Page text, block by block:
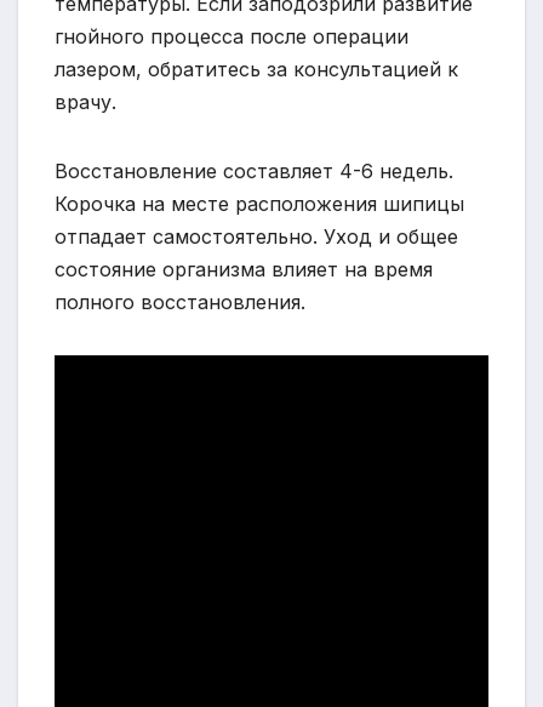
гнойного процесса после операции
лазером, обратитесь за консультацией к
врачу.
Восстановление составляет 4-6 недель.
Корочка на месте расположения шипицы
отпадает самостоятельно. Уход и общее
состояние организма влияет на время
полного восстановления.